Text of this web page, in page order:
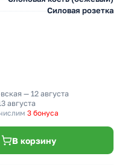
Силовая розетка
— 12 августа
августа
3 бонуса
В корзину